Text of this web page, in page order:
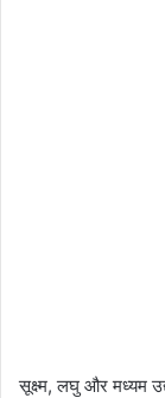
सूक्ष्म, लघु और मध्यम